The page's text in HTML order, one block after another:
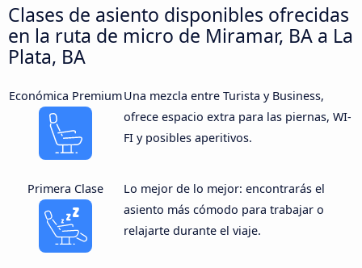
Clases de asiento disponibles ofrecidas
en la ruta de micro de Miramar, BA a La
Plata, BA
Económica PremiumUna mezcla entre Turista y Business,
ofrece espacio extra para las piernas, WI-
FI y posibles aperitivos.
Primera Clase
Lo mejor de lo mejor: encontrarás el
asiento más cómodo para trabajar o
relajarte durante el viaje.